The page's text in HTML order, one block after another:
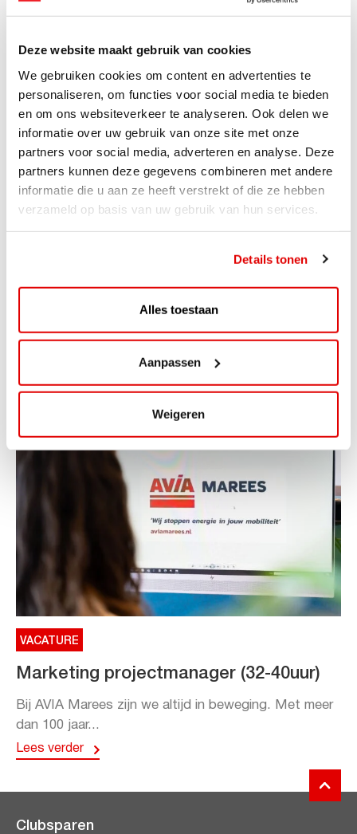
Deze website maakt gebruik van cookies
We gebruiken cookies om content en advertenties te
personaliseren, om functies voor social media te bieden
en om ons websiteverkeer te analyseren. Ook delen we
informatie over uw gebruik van onze site met onze
partners voor social media, adverteren en analyse. Deze
partners kunnen deze gegevens combineren met andere
informatie die u aan ze heeft verstrekt of die ze hebben
verzameld op basis van uw gebruik van hun services.
Details tonen
Alles toestaan
Aanpassen
Weigeren
ViaAVIA Super Deal: 20% korting bij
ViaLuxury Hotels
Toe aan een ontspannen nachtje...
Lees verder
VACATURE
Marketing projectmanager (32-40uur)
Bij AVIA Marees zijn we altijd in beweging. Met meer
dan 100 jaar...
Lees verder
Clubsparen